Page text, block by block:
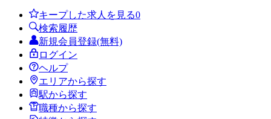
キープした求人を見る0
検索履歴
新規会員登録(無料)
ログイン
ヘルプ
エリアから探す
駅から探す
職種から探す